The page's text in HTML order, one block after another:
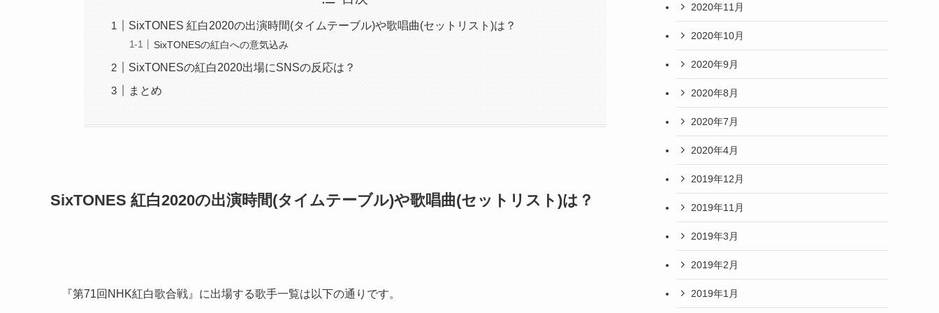
SixTONES 紅白2020の出演時間(タイムテーブル)や歌唱曲(セットリスト)は？
SixTONESの紅白への意気込み
SixTONESの紅白2020出場にSNSの反応は？
まとめ
SixTONES 紅白2020の出演時間(タイムテーブル)や歌唱曲(セットリスト)は？
『第71回NHK紅白歌合戦』に出場する歌手一覧は以下の通りです。
2020年11月
2020年10月
2020年9月
2020年8月
2020年7月
2020年4月
2019年12月
2019年11月
2019年3月
2019年2月
2019年1月